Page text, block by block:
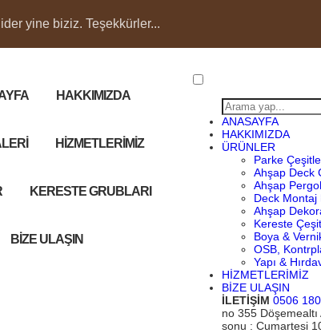
yine biziz. Teşekkürler...
HAKKIMIZDA
HİZMETLERİMİZ
KERESTE GRUBLARI
BİZE ULAŞIN
ANASAYFA
HAKKIMIZDA
ÜRÜNLER
Parke
Ahşap Deck
Ahşap
Deck Montaj
Ahşap
Kereste
Boya &
OSB,
Yapı &
HİZMETLERİMİZ
BİZE ULAŞIN
İLETİŞİM 0506
no 355 Döşemealtı
sonu : Cumartesi